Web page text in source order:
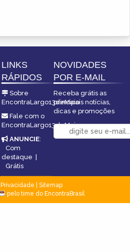
LINKS
RÁPIDOS
Sobre
EncontraLargo13deMaio
Fale com o
EncontraLargo13deMaio
ANUNCIE:
Com
destaque |
Grátis
NOVIDADES
POR E-MAIL
Receba grátis as
principais notícias,
dicas e promoções
Privacidade
Sitemap
pelo time do EncontraBrasil